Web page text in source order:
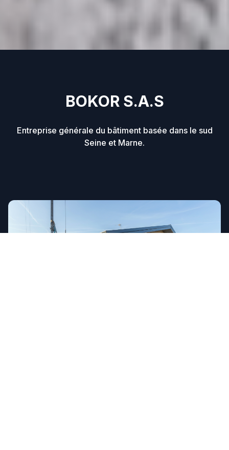
BOKOR S.A.S
Entreprise générale du bâtiment basée dans le sud
Seine et Marne.